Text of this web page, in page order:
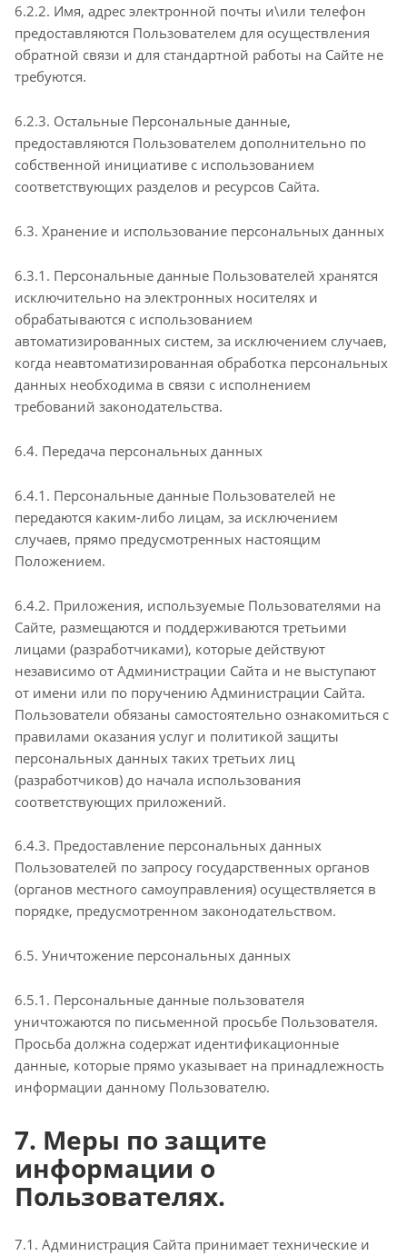
6.2.2. Имя, адрес электронной почты и\или телефон
предоставляются Пользователем для осуществления
обратной связи и для стандартной работы на Сайте не
требуются.
6.2.3. Остальные Персональные данные,
предоставляются Пользователем дополнительно по
собственной инициативе с использованием
соответствующих разделов и ресурсов Сайта.
6.3. Хранение и использование персональных данных
6.3.1. Персональные данные Пользователей хранятся
исключительно на электронных носителях и
обрабатываются с использованием
автоматизированных систем, за исключением случаев,
когда неавтоматизированная обработка персональных
данных необходима в связи с исполнением
требований законодательства.
6.4. Передача персональных данных
6.4.1. Персональные данные Пользователей не
передаются каким-либо лицам, за исключением
случаев, прямо предусмотренных настоящим
Положением.
6.4.2. Приложения, используемые Пользователями на
Сайте, размещаются и поддерживаются третьими
лицами (разработчиками), которые действуют
независимо от Администрации Сайта и не выступают
от имени или по поручению Администрации Сайта.
Пользователи обязаны самостоятельно ознакомиться с
правилами оказания услуг и политикой защиты
персональных данных таких третьих лиц
(разработчиков) до начала использования
соответствующих приложений.
6.4.3. Предоставление персональных данных
Пользователей по запросу государственных органов
(органов местного самоуправления) осуществляется в
порядке, предусмотренном законодательством.
6.5. Уничтожение персональных данных
6.5.1. Персональные данные пользователя
уничтожаются по письменной просьбе Пользователя.
Просьба должна содержат идентификационные
данные, которые прямо указывает на принадлежность
информации данному Пользователю.
7. Меры по защите
информации о
Пользователях.
7.1. Администрация Сайта принимает технические и